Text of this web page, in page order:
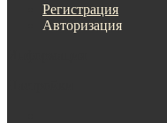
Регистрация
Авторизация